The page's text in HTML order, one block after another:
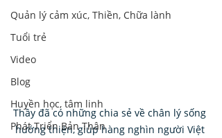
Quản lý cảm xúc, Thiền, Chữa lành
Tuổi trẻ
Video
Blog
Huyền học, tâm linh
Phát Triển Bản Thân
Thầy đã có những chia sẻ về chân lý sống
hướng thiện, giúp hàng nghìn người Việt